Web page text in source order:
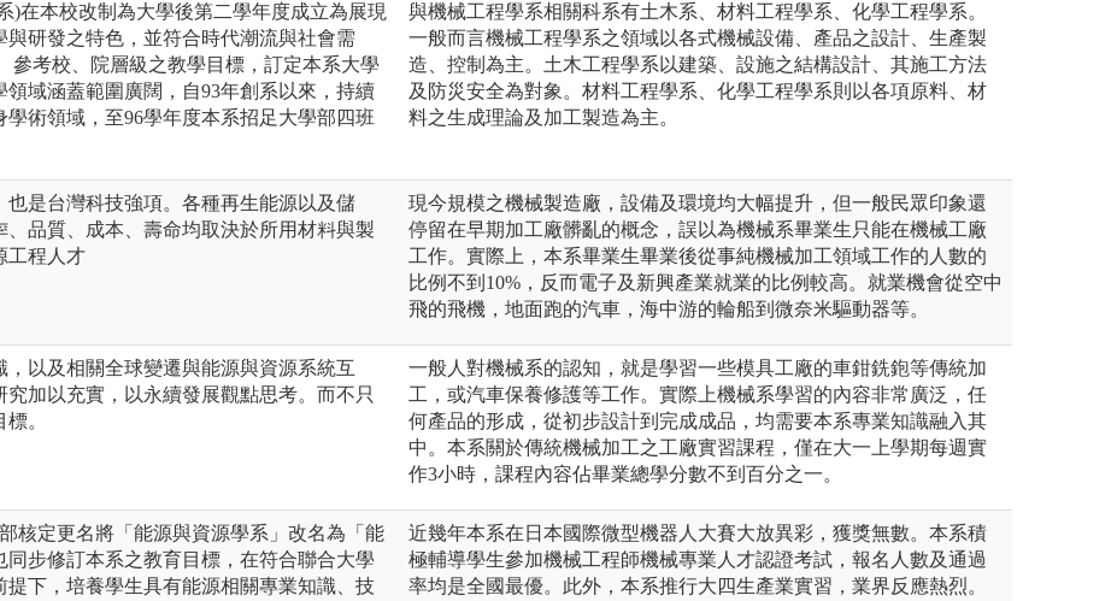
)在本校改制為大學後第二學年度成立為展現
研發之特色，並符合時代潮流與社會需
參考校、院層級之教學目標，訂定本系大學
域涵蓋範圍廣闊，自93年創系以來，持續
術領域，至96學年度本系招足大學部四班
與機械工程學系相關科系有土木系、材料工程學系、化學工程學系。
一般而言機械工程學系之領域以各式機械設備、產品之設計、生產製
造、控制為主。土木工程學系以建築、設施之結構設計、其施工方法
及防災安全為對象。材料工程學系、化學工程學系則以各項原料、材
料之生成理論及加工製造為主。
也是台灣科技強項。各種再生能源以及儲
品質、成本、壽命均取決於所用材料與製
工程人才
現今規模之機械製造廠，設備及環境均大幅提升，但一般民眾印象還
停留在早期加工廠髒亂的概念，誤以為機械系畢業生只能在機械工廠
工作。實際上，本系畢業生畢業後從事純機械加工領域工作的人數的
比例不到10%，反而電子及新興產業就業的比例較高。就業機會從空中
飛的飛機，地面跑的汽車，海中游的輪船到微奈米驅動器等。
以及相關全球變遷與能源與資源系統互
加以充實，以永續發展觀點思考。而不只
。
一般人對機械系的認知，就是學習一些模具工廠的車鉗銑鉋等傳統加
工，或汽車保養修護等工作。實際上機械系學習的內容非常廣泛，任
何產品的形成，從初步設計到完成成品，均需要本系專業知識融入其
中。本系關於傳統機械加工之工廠實習課程，僅在大一上學期每週實
作3小時，課程內容佔畢業總學分數不到百分之一。
核定更名將「能源與資源學系」改名為「能
步修訂本系之教育目標，在符合聯合大學
提下，培養學生具有能源相關專業知識、技
近幾年本系在日本國際微型機器人大賽大放異彩，獲獎無數。本系積
極輔導學生參加機械工程師機械專業人才認證考試，報名人數及通過
率均是全國最優。此外，本系推行大四生產業實習，業界反應熱烈。